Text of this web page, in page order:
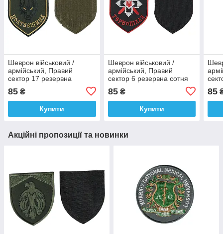
Шеврон військовий /
армійський, Правий
сектор 17 резервна
сотня ДУК , на оливці ЗСУ.
10 см * 7 см
85 ₴
Купити
Шеврон військовий /
армійський, Правий
сектор 6 резервна сотня
чорному, ЗСУ. 10 см * 7 см
85₴
Купити
85
Акційні пропозиції та новинки